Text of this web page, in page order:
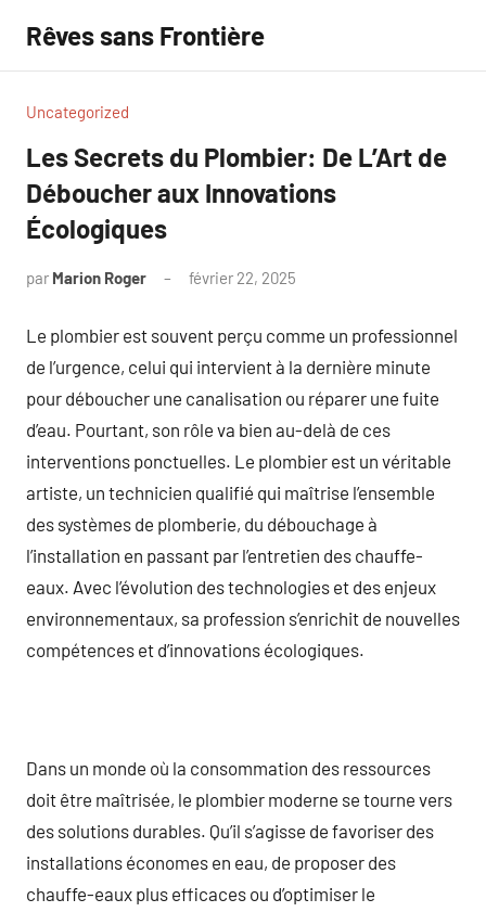
contenu
Rêves sans Frontière
Uncategorized
Les Secrets du Plombier: De L’Art de
Déboucher aux Innovations
Écologiques
par Marion Roger février 22, 2025
Le plombier est souvent perçu comme un professionnel
de l’urgence, celui qui intervient à la dernière minute
pour déboucher une canalisation ou réparer une fuite
d’eau. Pourtant, son rôle va bien au-delà de ces
interventions ponctuelles. Le plombier est un véritable
artiste, un technicien qualifié qui maîtrise l’ensemble
des systèmes de plomberie, du débouchage à
l’installation en passant par l’entretien des chauffe-
eaux. Avec l’évolution des technologies et des enjeux
environnementaux, sa profession s’enrichit de nouvelles
compétences et d’innovations écologiques.
Dans un monde où la consommation des ressources
doit être maîtrisée, le plombier moderne se tourne vers
des solutions durables. Qu’il s’agisse de favoriser des
installations économes en eau, de proposer des
chauffe-eaux plus efficaces ou d’optimiser le